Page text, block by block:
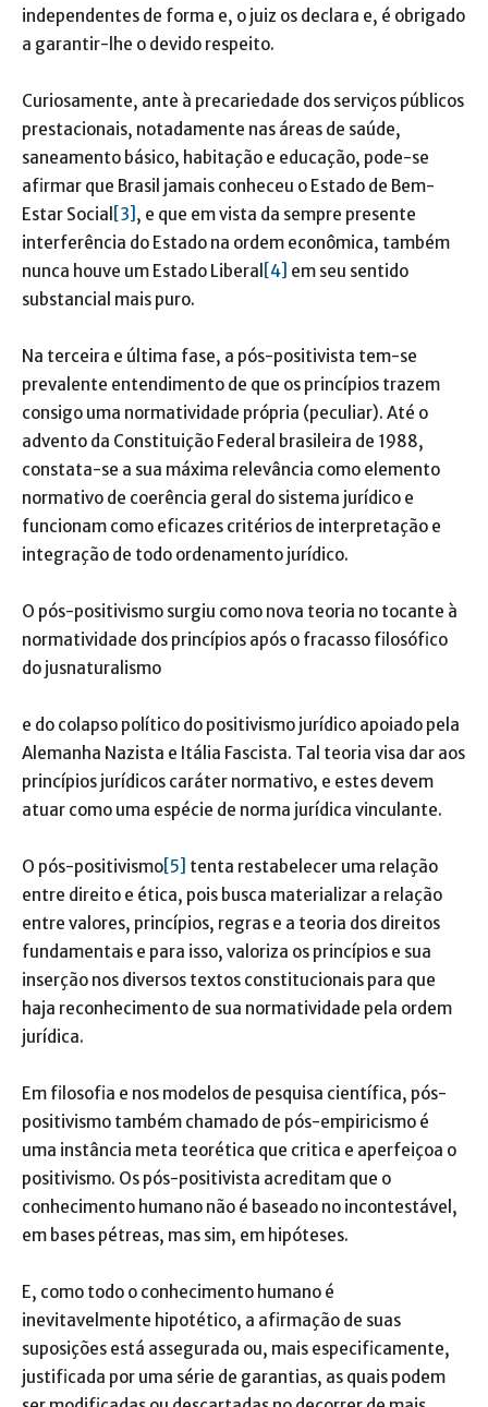
independentes de forma e, o juiz os declara e, é obrigado
a garantir-lhe o devido respeito.
Curiosamente, ante à precariedade dos serviços públicos
prestacionais, notadamente nas áreas de saúde,
saneamento básico, habitação e educação, pode-se
afirmar que Brasil jamais conheceu o Estado de Bem-
Estar Social [3] , e que em vista da sempre presente
interferência do Estado na ordem econômica, também
nunca houve um Estado Liberal [4] em seu sentido
substancial mais puro.
Na terceira e última fase, a pós-positivista tem-se
prevalente entendimento de que os princípios trazem
consigo uma normatividade própria (peculiar). Até o
advento da Constituição Federal brasileira de 1988,
constata-se a sua máxima relevância como elemento
normativo de coerência geral do sistema jurídico e
funcionam como eficazes critérios de interpretação e
integração de todo ordenamento jurídico.
O pós-positivismo surgiu como nova teoria no tocante à
normatividade dos princípios após o fracasso filosófico
do jusnaturalismo
e do colapso político do positivismo jurídico apoiado pela
Alemanha Nazista e Itália Fascista. Tal teoria visa dar aos
princípios jurídicos caráter normativo, e estes devem
atuar como uma espécie de norma jurídica vinculante.
O pós-positivismo[5] tenta restabelecer uma relação
entre direito e ética, pois busca materializar a relação
entre valores, princípios, regras e a teoria dos direitos
fundamentais e para isso, valoriza os princípios e sua
inserção nos diversos textos constitucionais para que
haja reconhecimento de sua normatividade pela ordem
jurídica.
Em filosofia e nos modelos de pesquisa científica, pós-
positivismo também chamado de pós-empiricismo é
uma instância meta teorética que critica e aperfeiçoa o
positivismo. Os pós-positivista acreditam que o
conhecimento humano não é baseado no incontestável,
em bases pétreas, mas sim, em hipóteses.
E, como todo o conhecimento humano é
inevitavelmente hipotético, a afirmação de suas
suposições está assegurada ou, mais especificamente,
justificada por uma série de garantias, as quais podem